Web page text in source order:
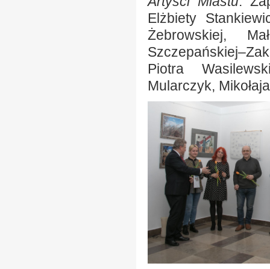
Elżbiety
Żebrowskiej,
Piotra
Mularczyk,